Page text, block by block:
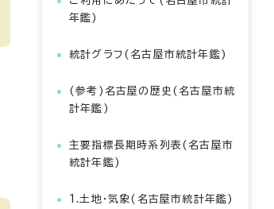
年鑑)
統計グラフ(名古屋市統計年鑑)
(参考)名古屋の歴史(名古屋市統
計年鑑)
主要指標長期時系列表(名古屋市
統計年鑑)
1.土地・気象(名古屋市統計年鑑)